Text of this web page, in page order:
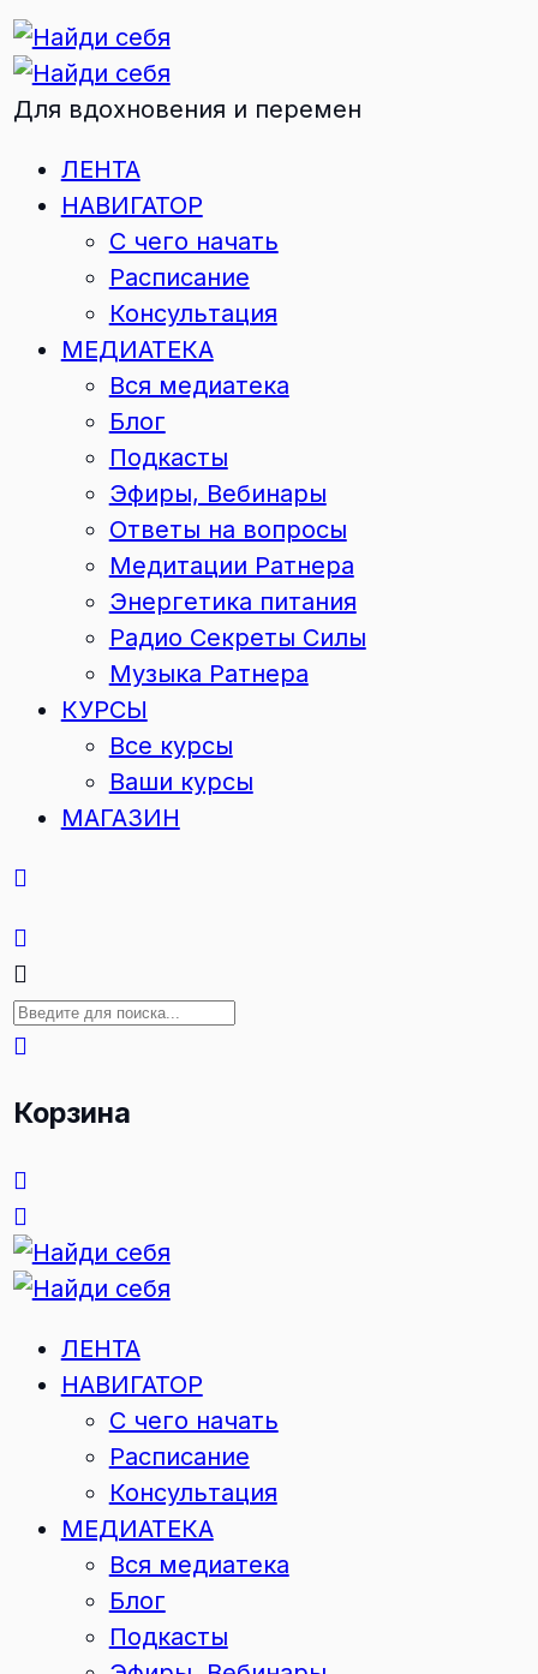
Для вдохновения и перемен
ЛЕНТА
НАВИГАТОР
С чего начать
Расписание
Консультация
МЕДИАТЕКА
Вся медиатека
Блог
Подкасты
Эфиры, Вебинары
Ответы на вопросы
Медитации Ратнера
Энергетика питания
Радио Секреты Силы
Музыка Ратнера
КУРСЫ
Все курсы
Ваши курсы
МАГАЗИН
Корзина
ЛЕНТА
НАВИГАТОР
С чего начать
Расписание
Консультация
МЕДИАТЕКА
Вся медиатека
Блог
Подкасты